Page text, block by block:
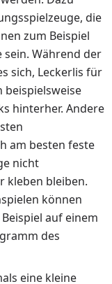
die
zum Beispiel
Während der
sich, Leckerlis für
beispielsweise
hinterher. Andere
am besten feste
nicht
kleben bleiben.
können
auf einem
des
eine kleine